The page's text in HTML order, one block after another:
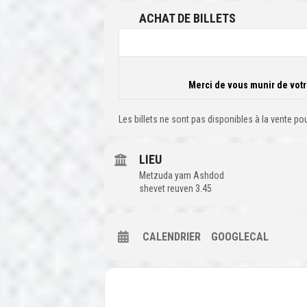
ACHAT DE BILLETS
Merci de vous munir de
Les billets ne sont pas disponibles à la vente
LIEU
Metzuda yam Ashdod
shevet reuven 3.45
CALENDRIER GOOGLECAL